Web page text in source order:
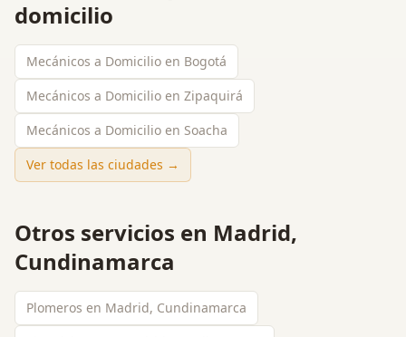
domicilio
Mecánicos a Domicilio en Bogotá
Mecánicos a Domicilio en Zipaquirá
Mecánicos a Domicilio en Soacha
Ver todas las ciudades →
Otros servicios en Madrid,
Cundinamarca
Plomeros en Madrid, Cundinamarca